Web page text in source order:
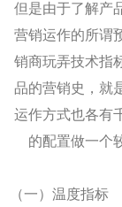
但是由于了解产
营销运作的所谓
销商玩弄技术指
品的营销史，就
运作方式也各有
的配置做一个
（一）温度指标